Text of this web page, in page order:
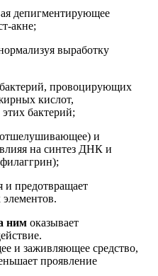
депигментирующее
акне;
выработку
провоцирующих
кислот,
бактерий;
и
на синтез ДНК и
и предотвращает
ним оказывает
и заживляющее средство,
проявление